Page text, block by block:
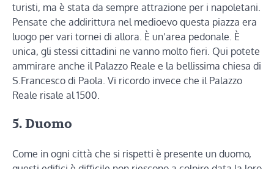
turisti, ma è stata da sempre attrazione per i napoletani.
Pensate che addirittura nel medioevo questa piazza era
luogo per vari tornei di allora. È un’area pedonale. È
unica, gli stessi cittadini ne vanno molto fieri. Qui potete
ammirare anche il Palazzo Reale e la bellissima chiesa di
S.Francesco di Paola. Vi ricordo invece che il Palazzo
Reale risale al 1500.
5. Duomo
Come in ogni città che si rispetti è presente un duomo,